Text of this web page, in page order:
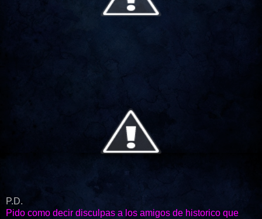
P.D.
Pido como decir disculpas a los amigos de historico que